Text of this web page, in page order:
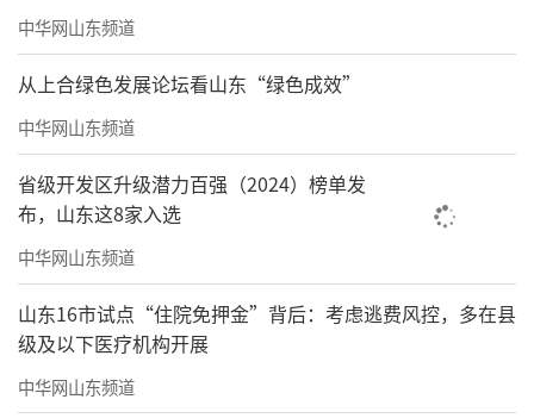
中华网山东频道
从上合绿色发展论坛看山东“绿色成效”
中华网山东频道
省级开发区升级潜力百强（2024）榜单发
布，山东这8家入选
中华网山东频道
山东16市试点“住院免押金”背后：考虑逃费风控，多在县
级及以下医疗机构开展
中华网山东频道